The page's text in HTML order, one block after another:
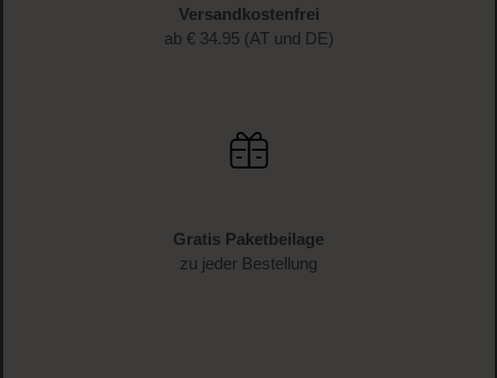
Versandkostenfrei
ab € 34.95 (AT und DE)
Gratis Paketbeilage
zu jeder Bestellung